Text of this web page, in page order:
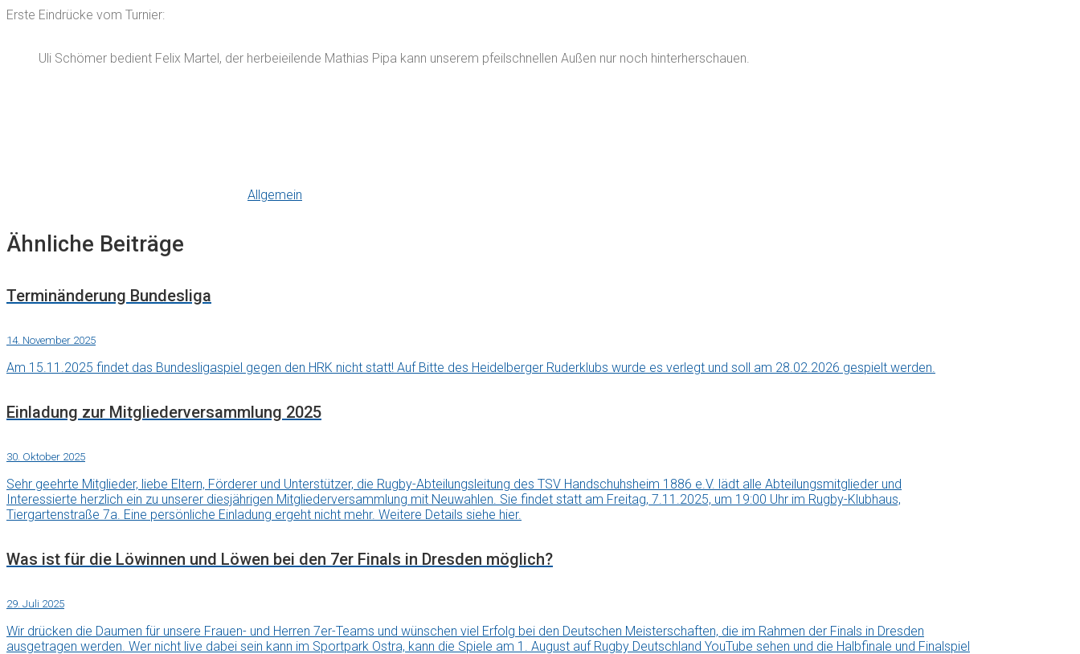
Erste Eindrücke vom Turnier:
Uli Schömer bedient Felix Martel, der herbeieilende Mathias Pipa kann unserem pfeilschnellen Außen nur noch hinterherschauen.
Allgemein
Ähnliche Beiträge
Terminänderung Bundesliga
14. November 2025
Am 15.11.2025 findet das Bundesligaspiel gegen den HRK nicht statt! Auf Bitte des Heidelberger Ruderklubs wurde es verlegt und soll am 28.02.2026 gespielt werden.
Einladung zur Mitgliederversammlung 2025
30. Oktober 2025
Sehr geehrte Mitglieder, liebe Eltern, Förderer und Unterstützer, die Rugby-Abteilungsleitung des TSV Handschuhsheim 1886 e.V. lädt alle Abteilungsmitglieder und
Interessierte herzlich ein zu unserer diesjährigen Mitgliederversammlung mit Neuwahlen. Sie findet statt am Freitag, 7.11.2025, um 19:00 Uhr im Rugby-Klubhaus,
Tiergartenstraße 7a. Eine persönliche Einladung ergeht nicht mehr. Weitere Details siehe hier.
Was ist für die Löwinnen und Löwen bei den 7er Finals in Dresden möglich?
29. Juli 2025
Wir drücken die Daumen für unsere Frauen- und Herren 7er-Teams und wünschen viel Erfolg bei den Deutschen Meisterschaften, die im Rahmen der Finals in Dresden
ausgetragen werden. Wer nicht live dabei sein kann im Sportpark Ostra, kann die Spiele am 1. August auf Rugby Deutschland YouTube sehen und die Halbfinale und Finalspiel